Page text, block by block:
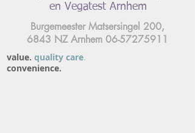
Burgemeester Matsersingel 200,
6843 NZ Arnhem 06-57275911
en Vegatest Arnhem
value. quality care.
convenience.